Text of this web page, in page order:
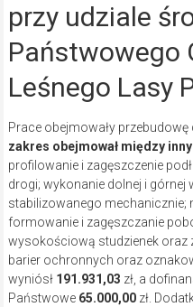
przy udziale
Państwowego
Leśnego Lasy
Prace obejmowały
zakres obejmował między
profilowanie i zagęszczenie
drogi; wykonanie dolnej i
stabilizowanego mechanicznie;
formowanie i zagęszczanie
wysokościową studzienek oraz
barier ochronnych oraz
wyniósł 191.931,03 zł, a
Państwowe 65.000,00zł.